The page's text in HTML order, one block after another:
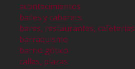
acontecimientos
bailes y cabarets
bares, restaurantes, cafeterías
barraquismo
barrio gótico
calles, plazas